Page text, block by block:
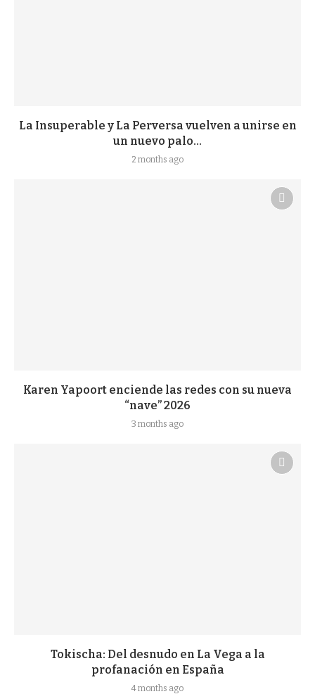
La Insuperable y La Perversa vuelven a unirse en
un nuevo palo...
2 months ago
Karen Yapoort enciende las redes con su nueva
“nave” 2026
3 months ago
Tokischa: Del desnudo en La Vega a la
profanación en España
4 months ago